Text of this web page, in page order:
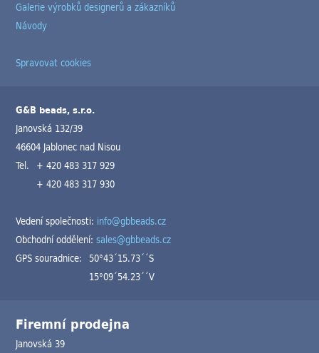
Galerie výrobků designerů a zákazníků
Návody
Spravovat cookies
G&B beads, s.r.o.
Janovská 132/39
46604 Jablonec nad Nisou
Tel. + 420 483 317 929
+ 420 483 317 930
Vedení společnosti: info@gbbeads.cz
Obchodní oddělení:sales@gbbeads.cz
GPS souradnice: 50°43´15.73´´S
15°09´54.23´´V
Firemní prodejna
Janovská 39